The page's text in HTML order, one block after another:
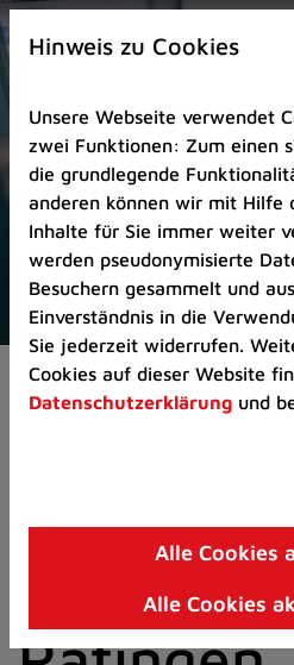
Zur
Startseite
Zum
Seitenanfang
springen
(Schnelltaste
A)
Zur
Navigation/Menü
springen
(Schnelltaste
M)
Zur
8)
Aktuelles
der Stadt
Hinweis zu Cookies
Unsere Webseite verwendet
zwei Funktionen: Zum einen
die grundlegende
anderen können wir mit Hilfe
Inhalte für Sie immer weiter
werden pseudonymisierte
Besuchern gesammelt und
Einverständnis in die
Sie jederzeit widerrufen.
Cookies auf dieser Website
Datenschutzerklärung und
Alle Cookies
Alle Cookies